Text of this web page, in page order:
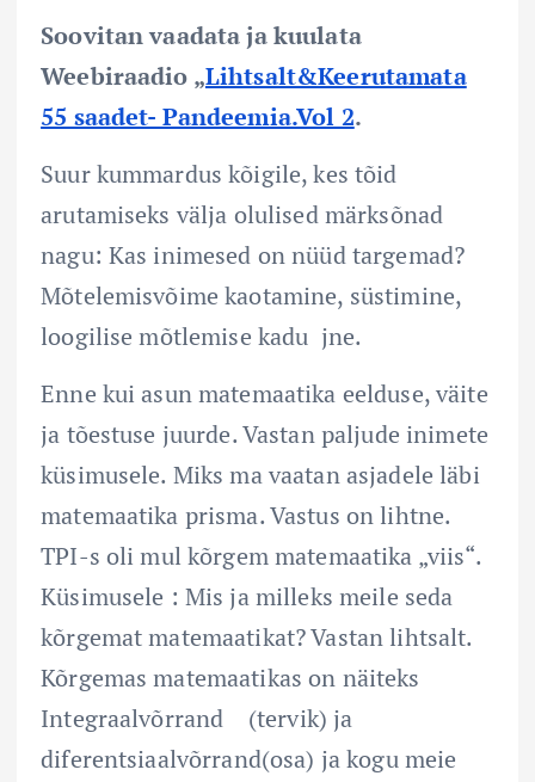
Soovitan vaadata ja kuulata
Weebiraadio „Lihtsalt&Keerutamata
55 saadet- Pandeemia.Vol 2.
Suur kummardus kõigile, kes tõid
arutamiseks välja olulised märksõnad
nagu: Kas inimesed on nüüd targemad?
Mõtelemisvõime kaotamine, süstimine,
loogilise mõtlemise kadu jne.
Enne kui asun matemaatika eelduse, väite
ja tõestuse juurde. Vastan paljude inimete
küsimusele. Miks ma vaatan asjadele läbi
matemaatika prisma. Vastus on lihtne.
TPI-s oli mul kõrgem matemaatika „viis“.
Küsimusele : Mis ja milleks meile seda
kõrgemat matemaatikat? Vastan lihtsalt.
Kõrgemas matemaatikas on näiteks
Integraalvõrrand (tervik) ja
diferentsiaalvõrrand(osa) ja kogu meie